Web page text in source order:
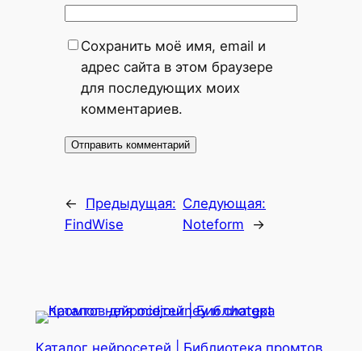
Сохранить моё имя, email и
адрес сайта в этом браузере
для последующих моих
комментариев.
←
Предыдущая:
FindWise
Следующая:
Noteform
→
Каталог нейросетей | Библиотека промтов